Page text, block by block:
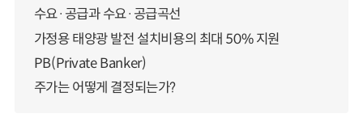
수요·공급과 수요·공급곡선
가정용 태양광 발전 설치비용의 최대 50% 지원
PB(Private Banker)
주가는 어떻게 결정되는가?